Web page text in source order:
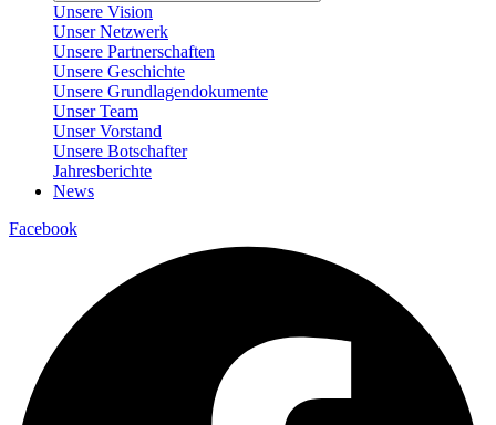
Unsere Vision
Unser Netzwerk
Unsere Partnerschaften
Unsere Geschichte
Unsere Grundlagendokumente
Unser Team
Unser Vorstand
Unsere Botschafter
Jahresberichte
News
Facebook